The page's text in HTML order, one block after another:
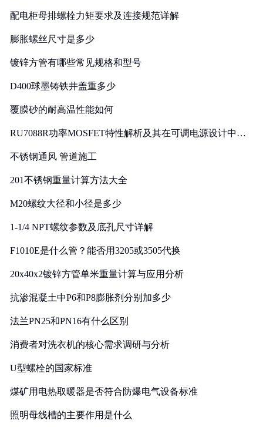
配电柜母排螺栓力矩要求及连接规范详解
膨胀螺丝尺寸是多少
镀锌方管有哪些常见规格和型号
D400球墨铸铁井盖重多少
覆膜砂的耐高温性能如何
RU7088R功率MOSFET特性解析及其在可调电源设计中的
不锈钢通风 管道施工
201不锈钢重量计算方法大全
M20螺纹大径和小径是多少
1-1/4 NPT螺纹参数及底孔尺寸详解
F1010E是什么管？能否用3205或3505代换
20x40x2镀锌方管单米重量计算与应用分析
抗渗混凝土中P6和P8膨胀剂分别加多少
法兰PN25和PN16有什么区别
消费者对洗衣机的核心需求调研与分析
U型螺栓的国家标准
煤矿用电热取暖器是否符合防爆电气设备标准
照明母线槽的主要作用是什么